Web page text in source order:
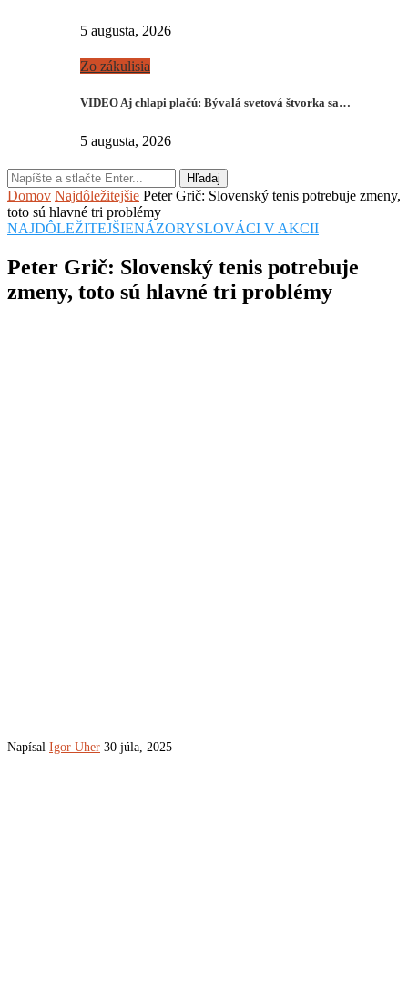
5 augusta, 2026
Zo zákulisia
VIDEO Aj chlapi plačú: Bývalá svetová štvorka sa…
5 augusta, 2026
Hľadaj
Domov Najdôležitejšie Peter Grič: Slovenský tenis potrebuje zmeny,
toto sú hlavné tri problémy
NAJDÔLEŽITEJŠIENÁZORYSLOVÁCI V AKCII
Peter Grič: Slovenský tenis potrebuje
zmeny, toto sú hlavné tri problémy
Napísal Igor Uher 30 júla, 2025